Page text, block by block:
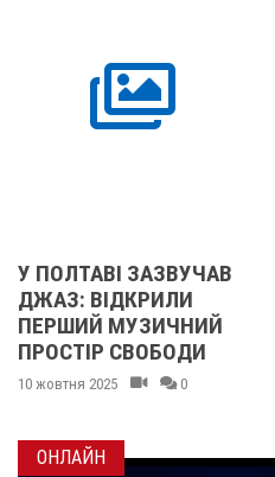
0
СКІЛЬКИ
ЗІБРАТИ
ПОЛТАВІ В
13 серпня 2025
ОНЛАЙН